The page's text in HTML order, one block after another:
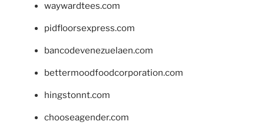
waywardtees.com
pidfloorsexpress.com
bancodevenezuelaen.com
bettermoodfoodcorporation.com
hingstonnt.com
chooseagender.com